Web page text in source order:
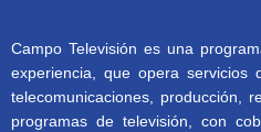
Campo Televisión es una
experiencia, que opera servicios
telecomunicaciones, producción,
programas de televisión, con